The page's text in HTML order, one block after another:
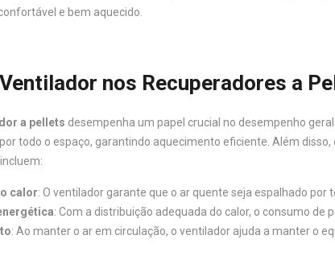
e bem aquecido.
nos Recuperadores a
a pellets desempenha um papel crucial no desempenho
todo o espaço, garantindo aquecimento eficiente. Além
calor: O ventilador garante que o ar quente seja espalhado
: Com a distribuição adequada do calor, o consumo
: Ao manter o ar em circulação, o ventilador ajuda a manter o